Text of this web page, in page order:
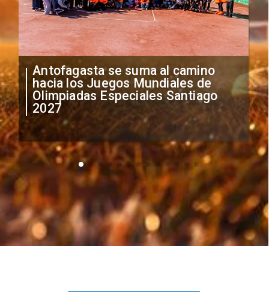
"Falta de profesionalismo": Sifup
anuncia medidas por situación
irregular de futbolistas
extranjeros